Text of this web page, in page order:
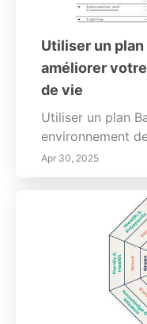
Utiliser un plan
améliorer
de vie
Utiliser un plan
environnement
Apr 30, 2025